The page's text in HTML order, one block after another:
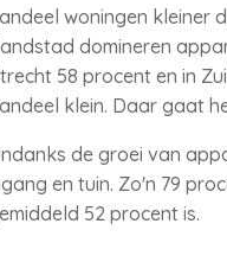
woningen kleiner
domineren
58 procent en in
klein. Daar gaat
de groei van
en tuin. Zo'n 79
52 procent is.